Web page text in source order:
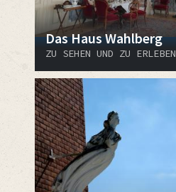
Das Haus Wahlberg
ZU SEHEN UND ZU ERLEBEN